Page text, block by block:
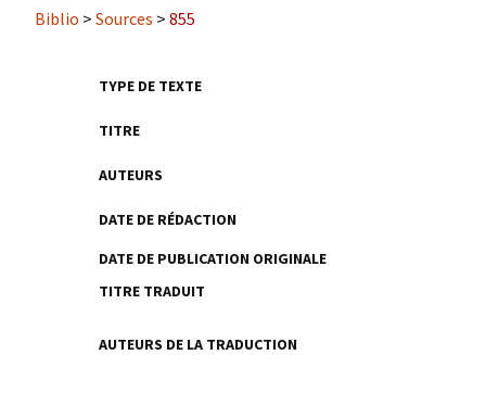
Biblio > Sources > 855
TYPE DE TEXTE
TITRE
AUTEURS
DATE DE RÉDACTION
DATE DE PUBLICATION ORIGINALE
TITRE TRADUIT
AUTEURS DE LA TRADUCTION